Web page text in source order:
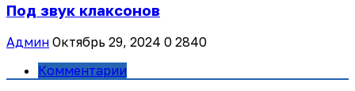
Под звук клаксонов
Админ Октябрь 29, 2024 0 2840
Комментарии